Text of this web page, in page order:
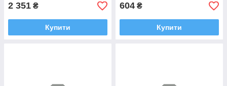
2 351 ₴
Купити
604 ₴
Купити